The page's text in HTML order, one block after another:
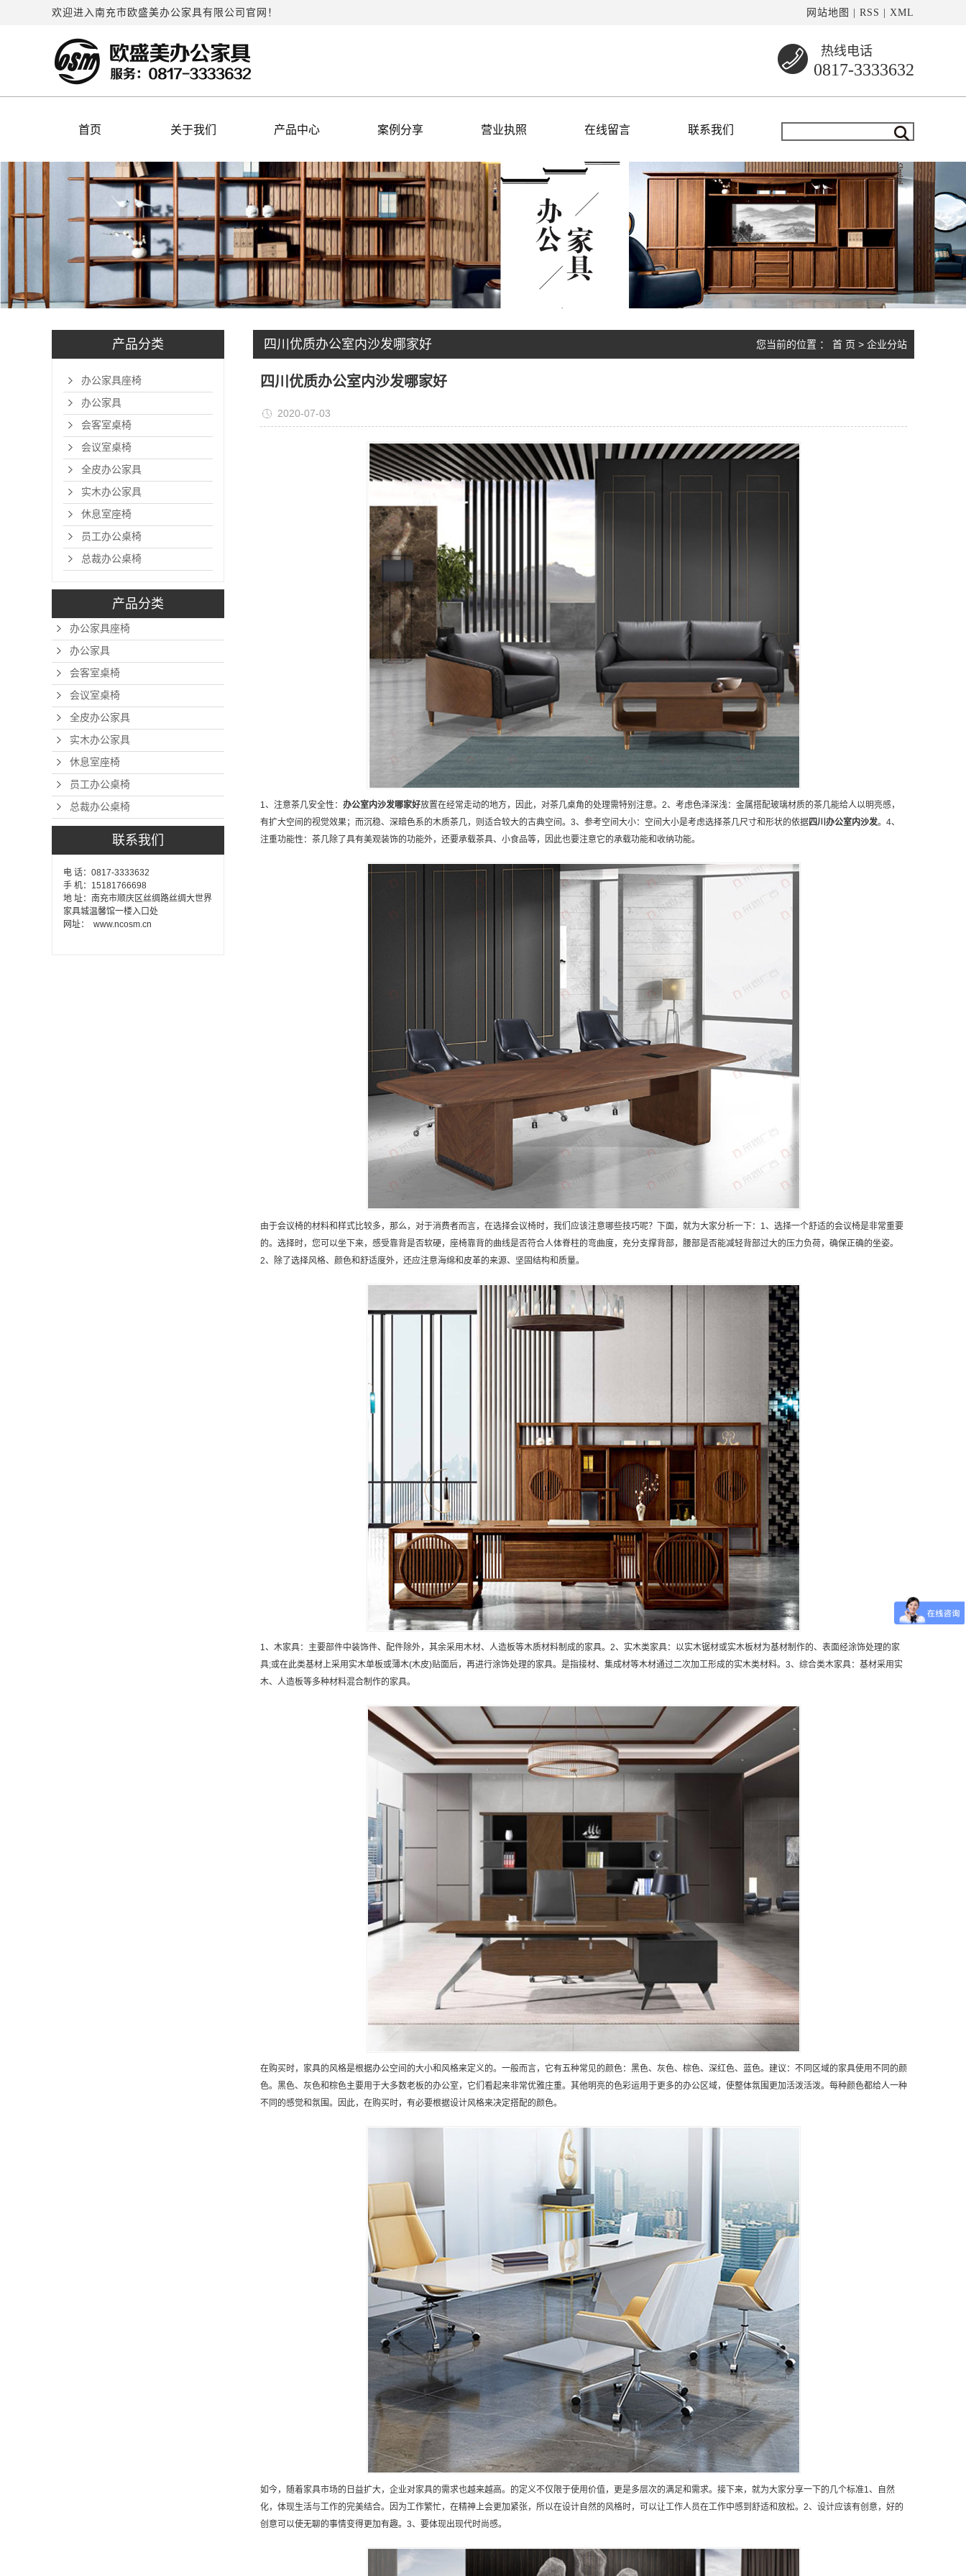
欢迎进入南充市欧盛美办公家具有限公司官网！ 网站地图 RSS XML
热线电话
0817-3333632
首页 关于我们 产品中心 案例分享 营业执照 在线留言 联系我们
产品分类
办公家具座椅
办公家具
会客室桌椅
会议室桌椅
全皮办公家具
实木办公家具
休息室座椅
员工办公桌椅
总裁办公桌椅
产品分类
办公家具座椅
办公家具
会客室桌椅
会议室桌椅
全皮办公家具
实木办公家具
休息室座椅
员工办公桌椅
总裁办公桌椅
联系我们
电 话：0817-3333632
手 机：15181766698
地 址：南充市顺庆区丝绸路丝绸大世界
家具城温馨馆一楼入口处
网址： www.ncosm.cn
四川优质办公室内沙发哪家好 您当前的位置 ： 首 页 > 企业分站
四川优质办公室内沙发哪家好
2020-07-03
1、注意茶几安全性： 办公室内沙发哪家好放置在经常走动的地方，因此，对茶几桌角的处理需特别注意。2、考虑色泽深浅：金属搭配玻璃材质的茶几能给人以明亮感，
有扩大空间的视觉效果；而沉稳、深暗色系的木质茶几，则适合较大的古典空间。3、参考空间大小：空间大小是考虑选择茶几尺寸和形状的依据四川 办公室内沙发。4、
注重功能性：茶几除了具有美观装饰的功能外，还要承载茶具、小食品等，因此也要注意它的承载功能和收纳功能。
由于会议椅的材料和样式比较多，那么，对于消费者而言，在选择会议椅时，我们应该注意哪些技巧呢？下面，就为大家分析一下：1、选择一个舒适的会议椅是非常重要
的。选择时，您可以坐下来，感受靠背是否软硬，座椅靠背的曲线是否符合人体脊柱的弯曲度，充分支撑背部，腰部是否能减轻背部过大的压力负荷，确保正确的坐姿。
2、除了选择风格、颜色和舒适度外，还应注意海绵和皮革的来源、坚固结构和质量。
1、木家具：主要部件中装饰件、配件除外，其余采用木材、人造板等木质材料制成的家具。2、实木类家具：以实木锯材或实木板材为基材制作的、表面经涂饰处理的家
具;或在此类基材上采用实木单板或薄木(木皮)贴面后，再进行涂饰处理的家具。是指接材、集成材等木材通过二次加工形成的实木类材料。3、综合类木家具：基材采用实
木、人造板等多种材料混合制作的家具。
在购买时，家具的风格是根据办公空间的大小和风格来定义的。一般而言，它有五种常见的颜色：黑色、灰色、棕色、深红色、蓝色。建议：不同区域的家具使用不同的颜
色。黑色、灰色和棕色主要用于大多数老板的办公室，它们看起来非常优雅庄重。其他明亮的色彩运用于更多的办公区域，使整体氛围更加活泼活泼。每种颜色都给人一种
不同的感觉和氛围。因此，在购买时，有必要根据设计风格来决定搭配的颜色。
如今，随着家具市场的日益扩大，企业对家具的需求也越来越高。的定义不仅限于使用价值，更是多层次的满足和需求。接下来，就为大家分享一下的几个标准1、自然
化，体现生活与工作的完美结合。因为工作繁忙，在精神上会更加紧张，所以在设计自然的风格时，可以让工作人员在工作中感到舒适和放松。2、设计应该有创意，好的
创意可以使无聊的事情变得更加有趣。3、要体现出现代时尚感。